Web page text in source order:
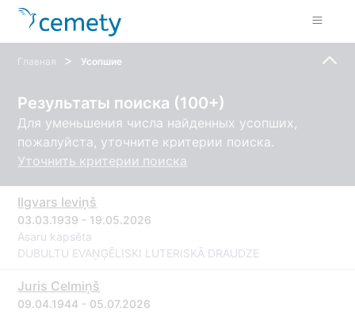
Главная > Усопшие
Результаты поиска (100+)
Для уменьшения числа найденных усопших,
пожалуйста, уточните критерии поиска.
Уточнить критерии поиска
Ilgvars Ieviņš
03.03.1939 - 19.05.2026
Asaru kapsēta
DUBULTU EVAŅĢĒLISKI LUTERISKĀ DRAUDZE
Juris Celmiņš
09.04.1944 - 05.07.2026